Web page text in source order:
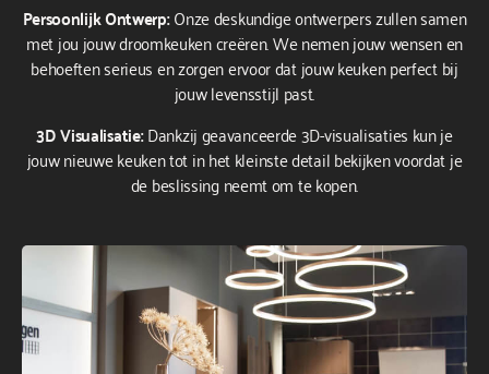
Persoonlijk Ontwerp:Onze deskundige ontwerpers zullen samen
met jou jouw droomkeuken creëren. We nemen jouw wensen en
behoeften serieus en zorgen ervoor dat jouw keuken perfect bij
jouw levensstijl past.
3D Visualisatie:Dankzij geavanceerde 3D-visualisaties kun je
jouw nieuwe keuken tot in het kleinste detail bekijken voordat je
de beslissing neemt om te kopen.